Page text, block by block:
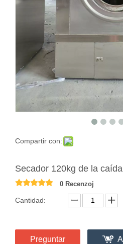
Compartir con:
Secador 120kg de la caída
0 Recenzoj
Cantidad:
Preguntar